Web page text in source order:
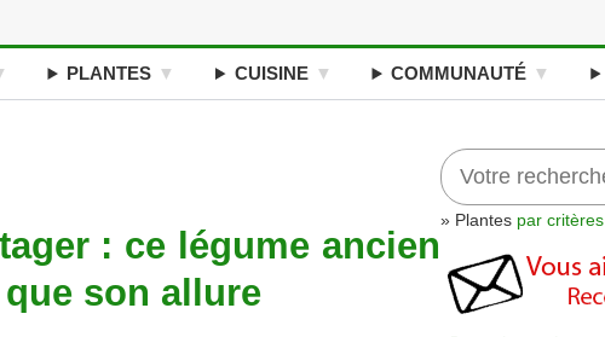
PLANTES CUISINE COMMUNAUTÉ
: ce légume ancien
son allure
» Plantes par critères